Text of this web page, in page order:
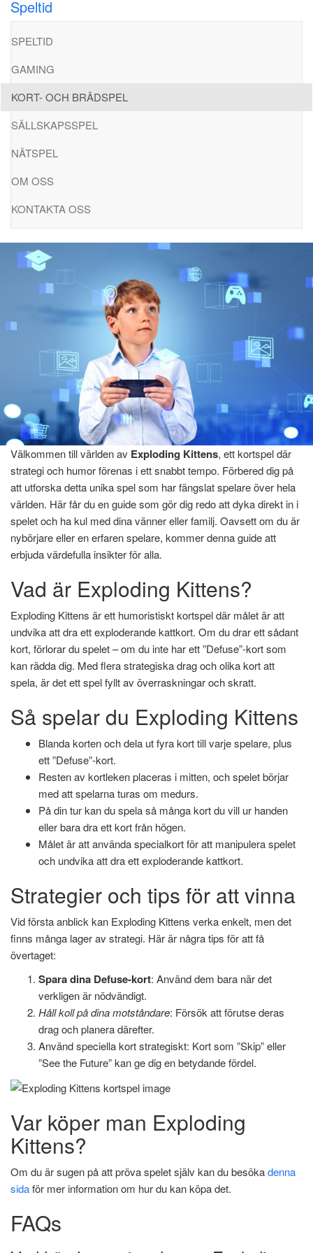
Hoppa
innehåll
Speltid
SPELTID
GAMING
KORT- OCH BRÄDSPEL
SÄLLSKAPSSPEL
NÄTSPEL
OM OSS
KONTAKTA OSS
Hem»Kort- och brädspel» Exploding Kittens
Exploding Kittens
januari 8, 2025AvMarcus LindgrenAv
Välkommen till världen av Exploding Kittens, ett kortspel där
strategi och humor förenas i ett snabbt tempo. Förbered dig på
att utforska detta unika spel som har fängslat spelare över hela
världen. Här får du en guide som gör dig redo att dyka direkt in i
spelet och ha kul med dina vänner eller familj. Oavsett om du är
nybörjare eller en erfaren spelare, kommer denna guide att
erbjuda värdefulla insikter för alla.
Vad är Exploding Kittens?
Exploding Kittens är ett humoristiskt kortspel där målet är att
undvika att dra ett exploderande kattkort. Om du drar ett sådant
kort, förlorar du spelet – om du inte har ett ”Defuse”-kort som
kan rädda dig. Med flera strategiska drag och olika kort att
spela, är det ett spel fyllt av överraskningar och skratt.
Så spelar du Exploding Kittens
Blanda korten och dela ut fyra kort till varje spelare, plus
ett ”Defuse”-kort.
Resten av kortleken placeras i mitten, och spelet börjar
med att spelarna turas om medurs.
På din tur kan du spela så många kort du vill ur handen
eller bara dra ett kort från högen.
Målet är att använda specialkort för att manipulera spelet
och undvika att dra ett exploderande kattkort.
Strategier och tips för att vinna
Vid första anblick kan Exploding Kittens verka enkelt, men det
finns många lager av strategi. Här är några tips för att få
övertaget:
Spara dina Defuse-kort: Använd dem bara när det
verkligen är nödvändigt.
Håll koll på dina motståndare: Försök att förutse deras
drag och planera därefter.
Använd speciella kort strategiskt: Kort som ”Skip” eller
”See the Future” kan ge dig en betydande fördel.
Var köper man Exploding
Kittens?
Om du är sugen på att pröva spelet själv kan du besökadenna
sidaför mer information om hur du kan köpa det.
FAQs